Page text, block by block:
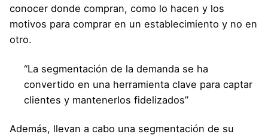
conocer donde compran, como lo hacen y los
motivos para comprar en un establecimiento y no en
otro.
“La segmentación de la demanda se ha
convertido en una herramienta clave para captar
clientes y mantenerlos fidelizados”
Además, llevan a cabo una segmentación de su